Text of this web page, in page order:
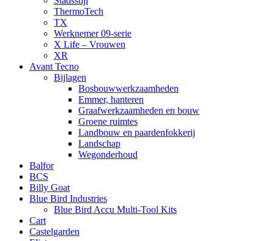
ThermoTech
TX
Werknemer 09-serie
X Life – Vrouwen
XR
Avant Tecno
Bijlagen
Bosbouwwerkzaamheden
Emmer, hanteren
Graafwerkzaamheden en bouw
Groene ruimtes
Landbouw en paardenfokkerij
Landschap
Wegonderhoud
Balfor
BCS
Billy Goat
Blue Bird Industries
Blue Bird Accu Multi-Tool Kits
Cart
Castelgarden